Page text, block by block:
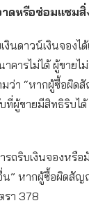
าดหรือซ่อมแซม
ดาวน์เงินจองไ
คารไม่ได้ ผู้ขาย
ว่า “หากผู้ซื้อผิด
บที่ผู้ขายมีสิทธิริบ
รถริบเงินจองหรื
อื่น” หากผู้ซื้อผิดสั
รา 378